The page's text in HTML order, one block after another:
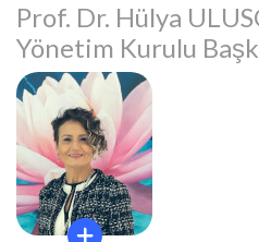
Prof. Dr. Hülya
Yönetim Kurulu